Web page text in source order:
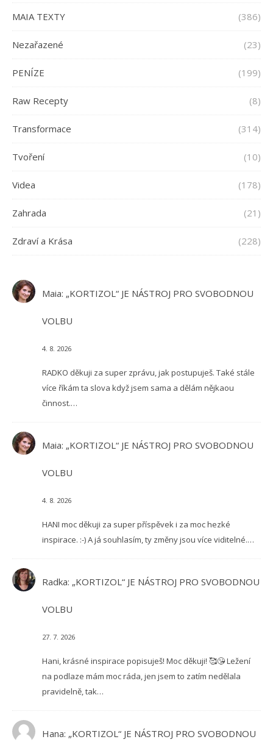
MAIA TEXTY (386)
Nezařazené (23)
PENÍZE (199)
Raw Recepty (8)
Transformace (314)
Tvoření (10)
Videa (178)
Zahrada (21)
Zdraví a Krása (228)
Maia: „KORTIZOL“ JE NÁSTROJ PRO SVOBODNOU
VOLBU
4. 8. 2026
RADKO děkuji za super zprávu, jak postupuješ. Také stále
více říkám ta slova když jsem sama a dělám nějkaou
činnost.…
Maia: „KORTIZOL“ JE NÁSTROJ PRO SVOBODNOU
VOLBU
4. 8. 2026
HANI moc děkuji za super příspěvek i za moc hezké
inspirace. :-) A já souhlasím, ty změny jsou více viditelné.…
Radka: „KORTIZOL“ JE NÁSTROJ PRO SVOBODNOU
VOLBU
27. 7. 2026
Hani, krásné inspirace popisuješ! Moc děkuji! 🥰😘 Ležení
na podlaze mám moc ráda, jen jsem to zatím nedělala
pravidelně, tak…
Hana: „KORTIZOL“ JE NÁSTROJ PRO SVOBODNOU